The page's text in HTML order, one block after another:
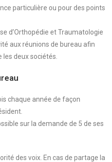
particulière ou pour des points
d’Orthopédie et Traumatologie
aux réunions de bureau afin
deux sociétés.
chaque année de façon
sur la demande de 5 de ses
des voix. En cas de partage la